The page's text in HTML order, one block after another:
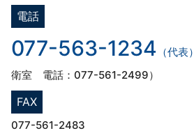
電話
077-563-1234 （代表）
衛室 電話：077-561-2499）
FAX
077-561-2483